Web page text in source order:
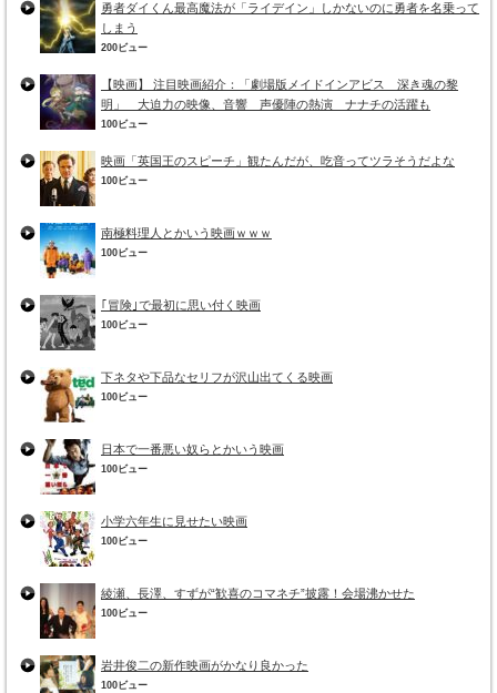
勇者ダイくん最高魔法が「ライデイン」しかないのに勇者を名乗って
しまう
200ビュー
【映画】 注目映画紹介：「劇場版メイドインアビス 深き魂の黎
明」 大迫力の映像、音響 声優陣の熱演 ナナチの活躍も
100ビュー
映画「英国王のスピーチ」観たんだが、吃音ってツラそうだよな
100ビュー
南極料理人とかいう映画ｗｗｗ
100ビュー
｢冒険｣で最初に思い付く映画
100ビュー
下ネタや下品なセリフが沢山出てくる映画
100ビュー
日本で一番悪い奴らとかいう映画
100ビュー
小学六年生に見せたい映画
100ビュー
綾瀬、長澤、すずが“歓喜のコマネチ”披露！会場沸かせた
100ビュー
岩井俊二の新作映画がかなり良かった
100ビュー